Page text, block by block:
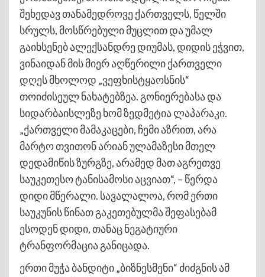
შეხედავ თანამედროვე ქართველს, წელში
სრულს, მოსწრებული მუცლით და უმალ
გაიხსენებ ალექსანდრე დიუმას, დიდის ეჭვით,
ვინაიდან მის მიერ აღწერილი ქართველი
დღეს მხოლოდ „ვეფხისტყაოსნის“
თოიძისეულ ნახატებზეა. გონიერებასა და
სიდარბაისლეზე ხომ ზედმეტია ლაპარაკი.
„ქართველი მამაკაცები, ჩემი აზრით, არა
მარტო თვითონ არიან ულამაზესი მთელ
დედამიწის ზურგზე, არამედ მათ აგრეთვე
საუკეთესო ტანისამოსი აცვიათ“, – წერდა
დიდი მწერალი. სავალალოა, რომ ერთი
საუკუნის წინათ გაკეთებულმა შეფასებამ
ესოდენ დიდი, თანაც ნეგატიური
ტრანფორმაცია განიცადა.
ერთი მუჭა ბანდიტი „ბიზნესმენი“ ძიძგნის ამ